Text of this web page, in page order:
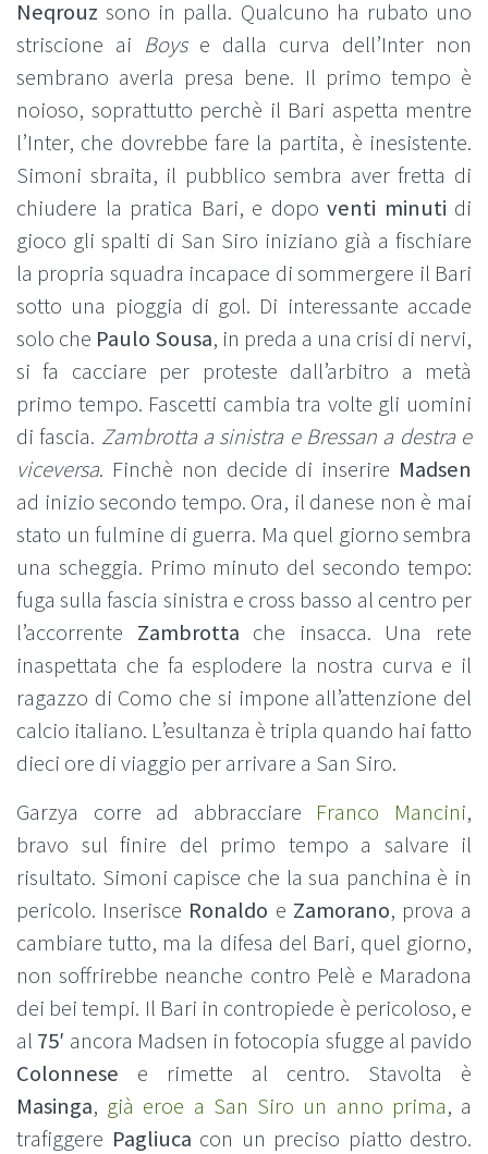
Neqrouz sono in palla. Qualcuno ha rubato uno
striscione ai Boyse dalla curva dell’Inter non
sembrano averla presa bene. Il primo tempo è
noioso, soprattutto perchè il Bari aspetta mentre
l’Inter, che dovrebbe fare la partita, è inesistente.
Simoni sbraita, il pubblico sembra aver fretta di
chiudere la pratica Bari, e dopo venti minuti di
gioco gli spalti di San Siro iniziano già a fischiare
la propria squadra incapace di sommergere il Bari
sotto una pioggia di gol. Di interessante accade
solo che Paulo Sousa, in preda a una crisi di nervi,
si fa cacciare per proteste dall’arbitro a metà
primo tempo. Fascetti cambia tra volte gli uomini
di fascia. Zambrotta a sinistra e Bressan a destra e
viceversa. Finchè non decide di inserire Madsen
ad inizio secondo tempo. Ora, il danese non è mai
stato un fulmine di guerra. Ma quel giorno sembra
una scheggia. Primo minuto del secondo tempo:
fuga sulla fascia sinistra e cross basso al centro per
l’accorrente Zambrotta che insacca. Una rete
inaspettata che fa esplodere la nostra curva e il
ragazzo di Como che si impone all’attenzione del
calcio italiano. L’esultanza è tripla quando hai fatto
dieci ore di viaggio per arrivare a San Siro.
Garzya corre ad abbracciare Franco Mancini,
bravo sul finire del primo tempo a salvare il
risultato. Simoni capisce che la sua panchina è in
pericolo. Inserisce Ronaldo e Zamorano, prova a
cambiare tutto, ma la difesa del Bari, quel giorno,
non soffrirebbe neanche contro Pelè e Maradona
dei bei tempi. Il Bari in contropiede è pericoloso, e
al 75′ ancora Madsen in fotocopia sfugge al pavido
Colonnese e rimette al centro. Stavolta è
Masinga, già eroe a San Siro un anno prima, a
trafiggere Pagliuca con un preciso piatto destro.